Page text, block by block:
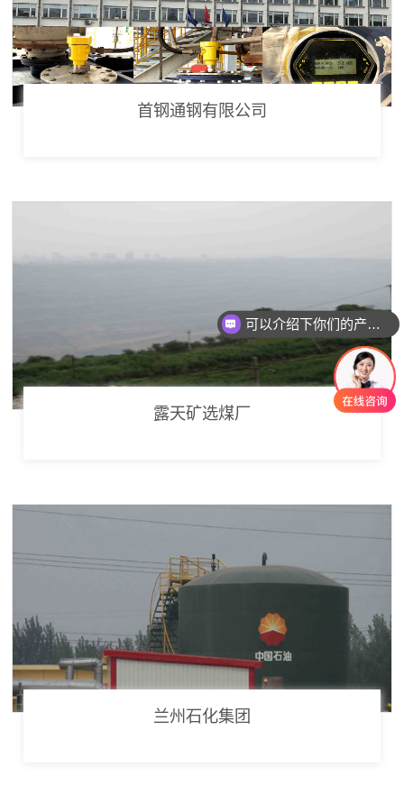
首钢通钢有限公司
露天矿选煤厂
兰州石化集团
可以介绍下你们的产品么
你们是怎么收费的呢